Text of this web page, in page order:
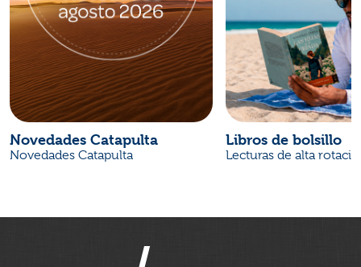
Novedades Catapulta
Novedades Catapulta
Libros de bolsillo
Lecturas de alta